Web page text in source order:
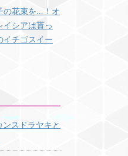
の花束を…！オ
イシアは貰っ
イチゴスイー
スドラヤキと